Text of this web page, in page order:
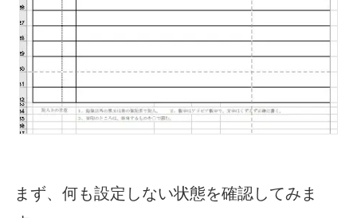
まず、何も設定しない状態を確認してみま